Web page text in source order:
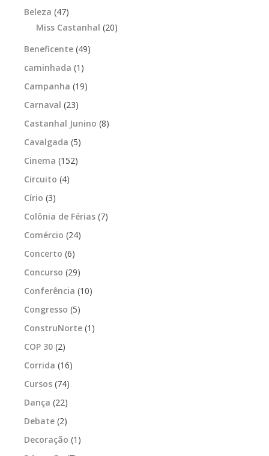
Beleza (47)
Miss Castanhal (20)
Beneficente(49)
caminhada (1)
Campanha (19)
Carnaval (23)
Castanhal Junino (8)
Cavalgada (5)
Cinema (152)
Circuito (4)
Círio (3)
Colônia de Férias(7)
Comércio (24)
Concerto (6)
Concurso (29)
Conferência (10)
Congresso (5)
ConstruNorte(1)
COP 30(2)
Corrida (16)
Cursos(74)
Dança (22)
Debate(2)
Decoração (1)